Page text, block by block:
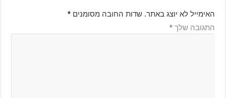
האימייל לא יוצג באתר. שדות החובה מסומנים *
התגובה שלך *